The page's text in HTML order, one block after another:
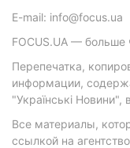
E-mail: info@focus.ua
FOCUS.UA — больше
Перепечатка,
информации,
"Українські
Все материалы,
ссылкой на